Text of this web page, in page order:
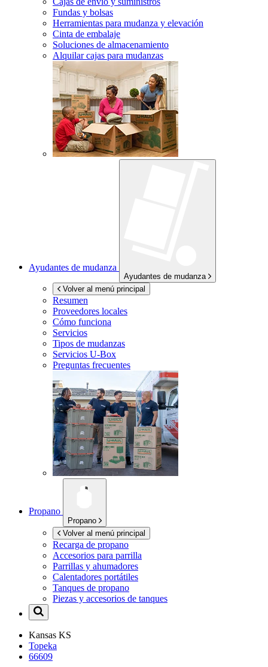
Fundas y bolsas
Herramientas para mudanza y elevación
Cinta de embalaje
Soluciones de almacenamiento
Alquilar cajas para mudanzas
Ayudantes de mudanza
Ayudantes de mudanza
Volver al menú principal
Resumen
Proveedores locales
Cómo funciona
Servicios
Tipos de mudanzas
Servicios U-Box
Preguntas frecuentes
Propano
Propano
Volver al menú principal
Recarga de propano
Accesorios para parrilla
Parrillas y ahumadores
Calentadores portátiles
Tanques de propano
Piezas y accesorios de tanques
Kansas KS
Topeka
66609